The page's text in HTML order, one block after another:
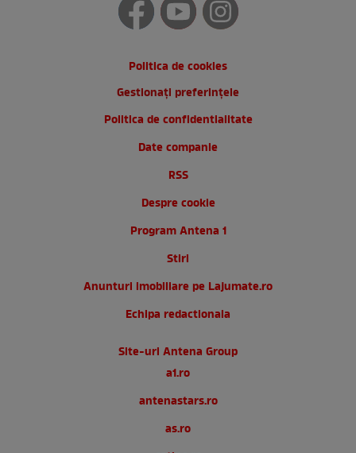
Politica de cookies
Gestionați preferințele
Politica de confidentialitate
Date companie
RSS
Despre cookie
Program Antena 1
Stiri
Anunturi imobiliare pe Lajumate.ro
Echipa redactionala
Site-uri Antena Group
a1.ro
antenastars.ro
as.ro